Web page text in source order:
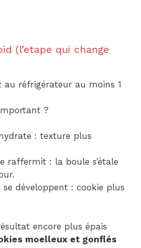
(l’etape qui change
au réfrigérateur au moins 1
?
: texture plus
raffermit : la boule s’étale
se développent : cookie plus
encore plus épais
moelleux et gonflés